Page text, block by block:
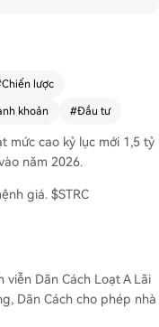
Chiến lược
khoản #Đầu tư
mức cao kỷ lục mới 1,5 tỷ
năm 2026.
giá. $STRC
viễn Dãn Cách Loạt A Lãi
Dãn Cách cho phép nhà